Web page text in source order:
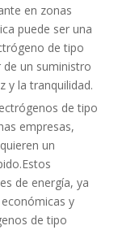
en zonas
puede ser una
de tipo
un suministro
y la tranquilidad.
de tipo
empresas,
un
de energía, ya
y
de tipo